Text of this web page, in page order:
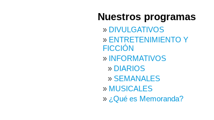
Nuestros programas
DIVULGATIVOS
ENTRETENIMIENTO Y
FICCIÓN
INFORMATIVOS
DIARIOS
SEMANALES
MUSICALES
¿Qué es Memoranda?